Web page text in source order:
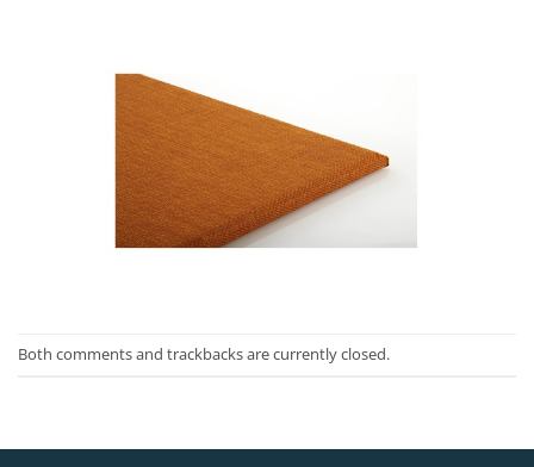
Both comments and trackbacks are currently closed.